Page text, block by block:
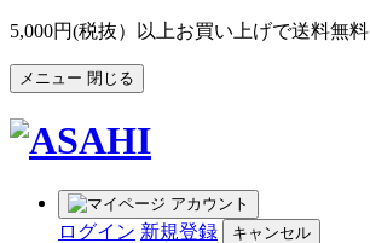
5,000円(税抜）以上お買い上げで送料無料
メニュー 閉じる
アカウント
ログイン 新規登録 キャンセル